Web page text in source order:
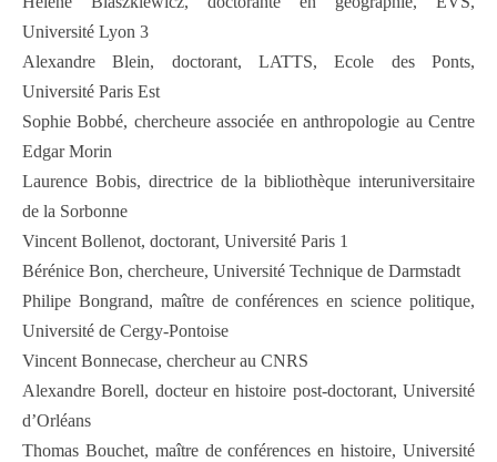
Université Lyon 3
Alexandre Blein, doctorant, LATTS, Ecole des Ponts,
Université Paris Est
Sophie Bobbé, chercheure associée en anthropologie au Centre
Edgar Morin
Laurence Bobis, directrice de la bibliothèque interuniversitaire
de la Sorbonne
Vincent Bollenot, doctorant, Université Paris 1
Bérénice Bon, chercheure, Université Technique de Darmstadt
Philipe Bongrand, maître de conférences en science politique,
Université de Cergy-Pontoise
Vincent Bonnecase, chercheur au CNRS
Alexandre Borell, docteur en histoire post-doctorant, Université
d’Orléans
Thomas Bouchet, maître de conférences en histoire, Université